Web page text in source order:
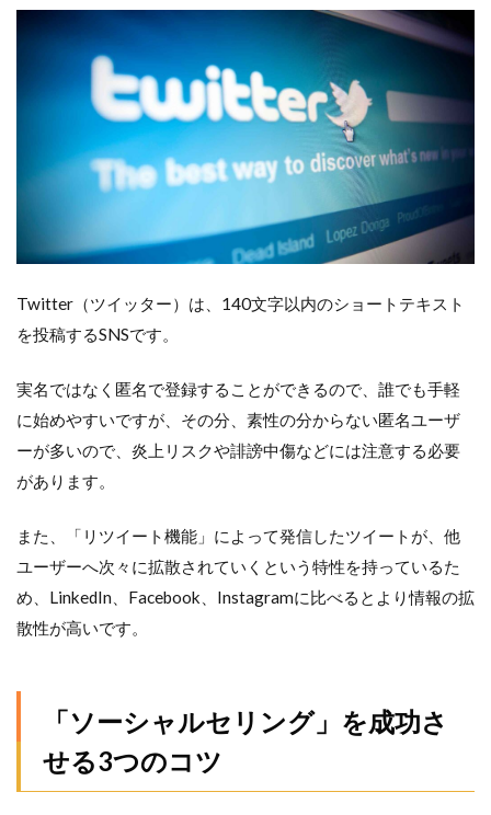
Twitter（ツイッター）は、140文字以内のショートテキスト
を投稿するSNSです。
実名ではなく匿名で登録することができるので、誰でも手軽
に始めやすいですが、その分、素性の分からない匿名ユーザ
ーが多いので、炎上リスクや誹謗中傷などには注意する必要
があります。
また、「リツイート機能」によって発信したツイートが、他
ユーザーへ次々に拡散されていくという特性を持っているた
め、LinkedIn、Facebook、Instagramに比べるとより情報の拡
散性が高いです。
「ソーシャルセリング」を成功さ
せる3つのコツ